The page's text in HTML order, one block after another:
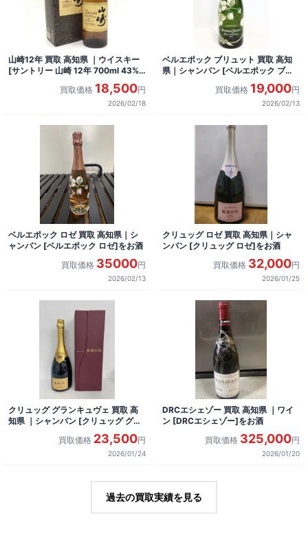
山崎12年 買取 高知県 ｜ウイスキー
[サントリー 山崎 12年 700ml 43%]
買取価格 18,500円
2026/02/18
ベルエポック ブリュット 買取 高知
県｜シャンパン [ベルエポック ブリ
買取価格 19,000円
2026/02/13
ベルエポック ロゼ 買取 高知県｜シ
ャンパン [ベルエポック ロゼ]をお酒
買取価格 35000円
2026/02/13
クリュッグ ロゼ 買取 高知県｜シャ
ンパン [クリュッグ ロゼ]をお酒
買取価格 32,000円
2026/01/25
クリュッグ グランキュヴェ 買取 高
知県 ｜シャンパン [クリュッグ グラ
買取価格 23,500円
2026/01/24
DRCエシェゾー 買取 高知県 ｜ワイ
ン [DRCエシェゾー]をお酒
買取価格 325,000円
2026/01/20
過去の買取実績を見る